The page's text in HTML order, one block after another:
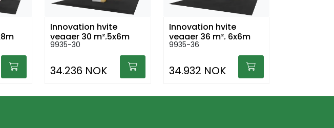
Innovation hvite
vegger 30 m²,5x6m
9935-30
34.236 NOK
Innovation hvite
vegger 36 m², 6x6m
9935-36
34.932 NOK